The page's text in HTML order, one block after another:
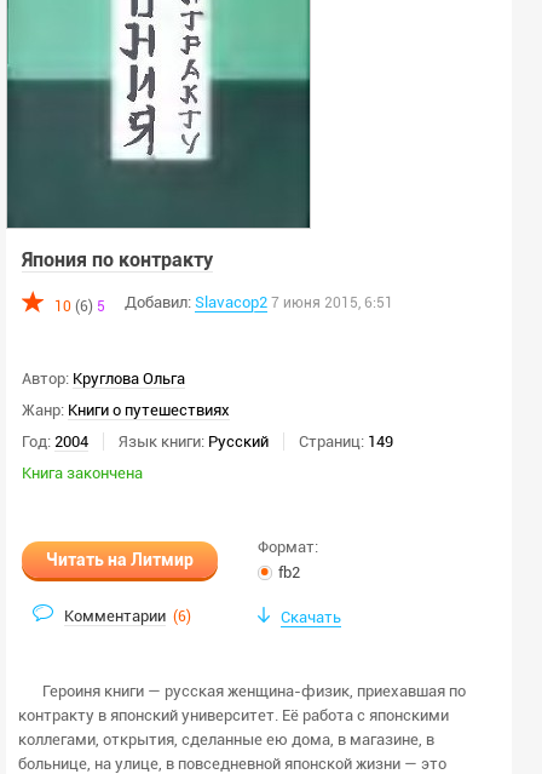
Япония по контракту
10 (6) 5 Добавил: Slavacop2 7 июня 2015, 6:51
Автор: Круглова Ольга
Жанр: Книги о путешествиях
Год: 2004 Язык книги: Русский Страниц: 149
Книга закончена
Читать на Литмир
Комментарии (6)
Формат:
fb2
Скачать
Героиня книги — русская женщина-физик, приехавшая по
контракту в японский университет. Её работа с японскими
коллегами, открытия, сделанные ею дома, в магазине, в
больнице, на улице, в повседневной японской жизни — это